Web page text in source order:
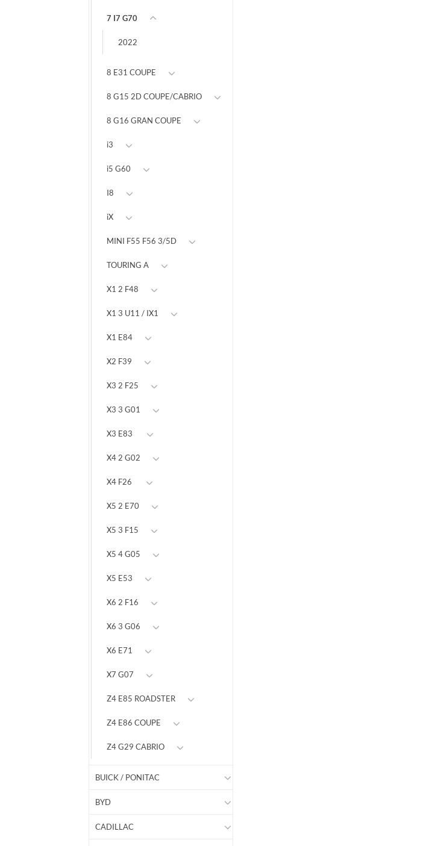
7 I7 G70
2022
8 E31 COUPE
8 G15 2D COUPE/CABRIO
8 G16 GRAN COUPE
i3
i5 G60
I8
iX
MINI F55 F56 3/5D
TOURING A
X1 2 F48
X1 3 U11 / IX1
X1 E84
X2 F39
X3 2 F25
X3 3 G01
X3 E83
X4 2 G02
X4 F26
X5 2 E70
X5 3 F15
X5 4 G05
X5 E53
X6 2 F16
X6 3 G06
X6 E71
X7 G07
Z4 E85 ROADSTER
Z4 E86 COUPE
Z4 G29 CABRIO
BUICK / PONITAC
BYD
CADILLAC